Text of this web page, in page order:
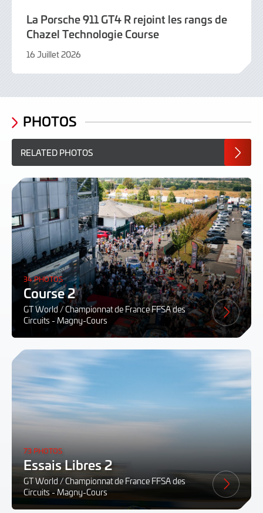
La Porsche 911 GT4 R rejoint les rangs de
Chazel Technologie Course
16 Juillet 2026
Juillet
PHOTOS
RELATED PHOTOS
34 PHOTOS
Course 2
GT World / Championnat de France FFSA des
Circuits - Magny-Cours
73 PHOTOS
Essais Libres 2
GT World / Championnat de France FFSA des
Circuits - Magny-Cours